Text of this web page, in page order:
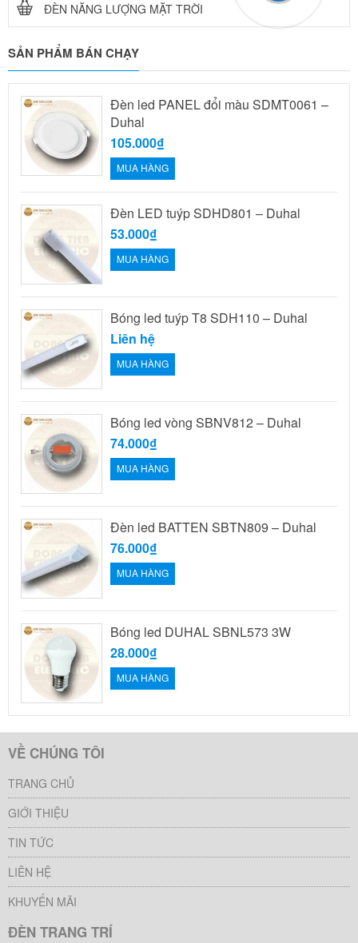
ĐÈN NĂNG LƯỢNG MẶT TRỜI
SẢN PHẨM BÁN CHẠY
Đèn led PANEL đổi màu SDMT0061 –
Duhal
105.000₫
MUA HÀNG
Đèn LED tuýp SDHD801 – Duhal
53.000₫
MUA HÀNG
Bóng led tuýp T8 SDH110 – Duhal
Liên hệ
MUA HÀNG
Bóng led vòng SBNV812 – Duhal
74.000₫
MUA HÀNG
Đèn led BATTEN SBTN809 – Duhal
76.000₫
MUA HÀNG
Bóng led DUHAL SBNL573 3W
28.000₫
MUA HÀNG
VỀ CHÚNG TÔI
TRANG CHỦ
GIỚI THIỆU
TIN TỨC
LIÊN HỆ
KHUYẾN MÃI
ĐÈN TRANG TRÍ